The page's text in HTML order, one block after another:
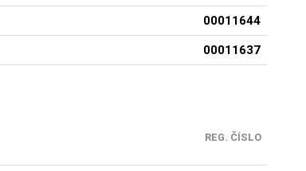
00011644
00011637
REG. ČÍSLO